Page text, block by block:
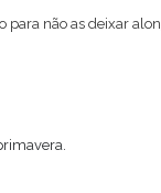
para não as deixar